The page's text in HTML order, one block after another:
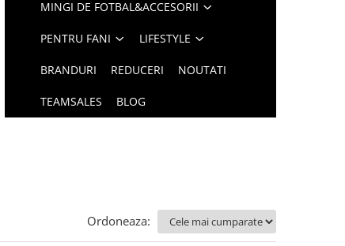
MINGI DE FOTBAL&ACCESORII
PENTRU FANI LIFESTYLE
BRANDURI REDUCERI NOUTATI
TEAMSALES BLOG
Ordoneaza: